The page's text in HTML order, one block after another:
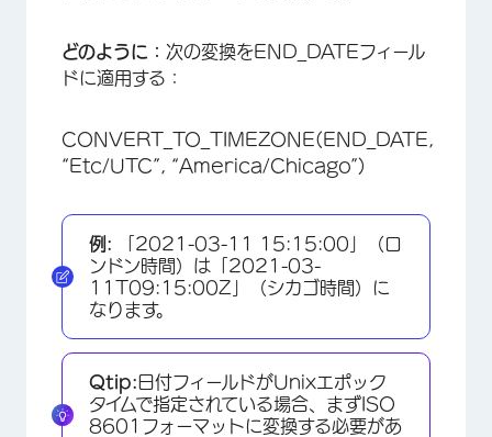
どのように： 次の変換をEND_DATEフィール
ドに適用する：
CONVERT_TO_TIMEZONE(END_DATE,
“Etc/UTC”, “America/Chicago”)
例: 「2021-03-11 15:15:00」（ロ
ンドン時間）は「2021-03-
11T09:15:00Z」（シカゴ時間）に
なります。
Qtip: 日付フィールドがUnixエポック
タイムで指定されている場合、まずISO
8601フォーマットに変換する必要があ